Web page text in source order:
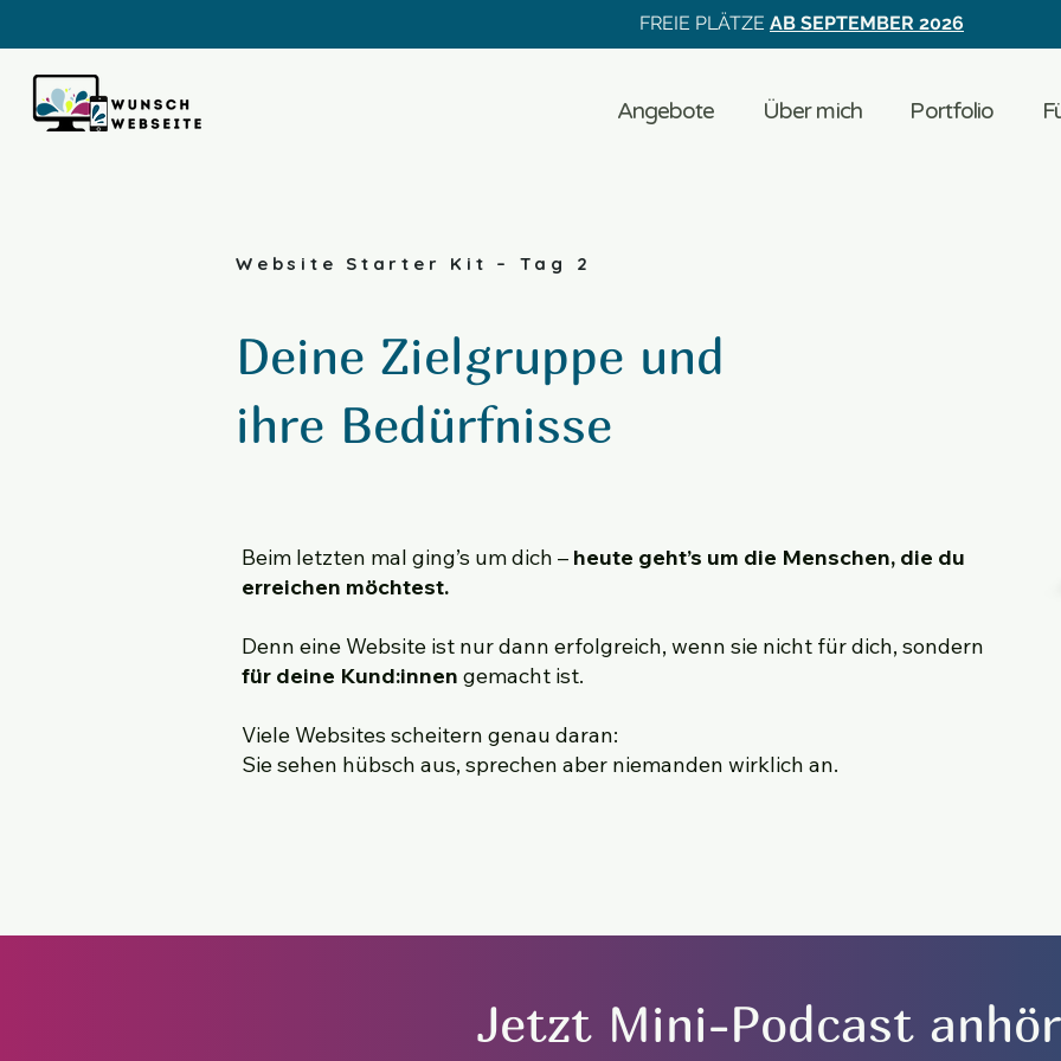
FREIE PLÄTZE AB SEPTEMBER 2026
Angebote Über mich Portfolio
Website Starter Kit – Tag 2
Deine Zielgruppe und
ihre Bedürfnisse
Beim letzten mal ging’s um dich – heute geht’s um die Menschen, die du
erreichen möchtest.
Denn eine Website ist nur dann erfolgreich, wenn sie nicht für dich, sondern
für deine Kund:innen gemacht ist.
Viele Websites scheitern genau daran:
Sie sehen hübsch aus, sprechen aber niemanden wirklich an.
Jetzt Mini-Podcast